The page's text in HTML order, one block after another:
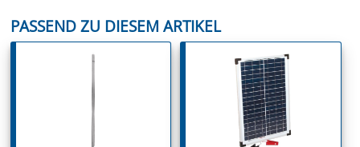
PASSEND ZU DIESEM ARTIKEL